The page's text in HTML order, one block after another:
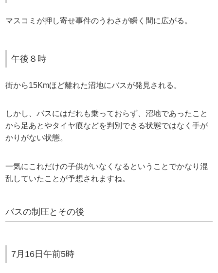
マスコミが押し寄せ事件のうわさが瞬く間に広がる。
午後８時
街から15Kmほど離れた沼地にバスが発見される。
しかし、バスにはだれも乗っておらず、沼地であったこと
から足あとやタイヤ痕などを判別できる状態ではなく手が
かりがない状態。
一気にこれだけの子供がいなくなるということでかなり混
乱していたことが予想されますね。
バスの制圧とその後
7月16日午前5時